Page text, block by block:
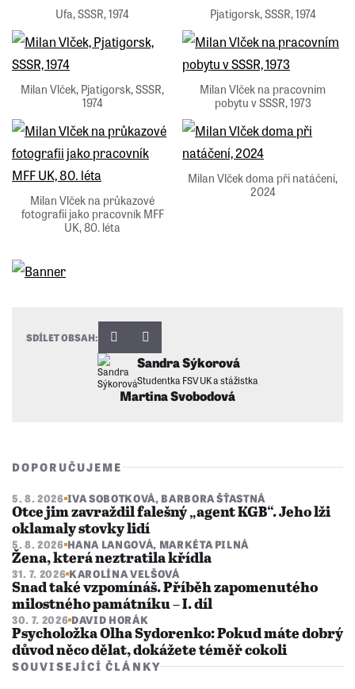
Ufa, SSSR, 1974 Pjatigorsk, SSSR, 1974
Milan Vlček, Pjatigorsk, SSSR,
1974
Milan Vlček na pracovním
pobytu v SSSR, 1973
Milan Vlček na průkazové
fotografii jako pracovník MFF
UK, 80. léta
Milan Vlček doma při natáčení,
2024
Martina Svobodová
Sandra Sýkorová
Studentka FSV UK a stážistka
SDÍLET OBSAH:
DOPORUČUJEME
5. 8. 2026 IVA SOBOTKOVÁ, BARBORA ŠŤASTNÁ
Otce jim zavraždil falešný „agent KGB“. Jeho lži
oklamaly stovky lidí
5. 8. 2026 HANA LANGOVÁ, MARKÉTA PILNÁ
Žena, která neztratila křídla
31. 7. 2026 KAROLÍNA VELŠOVÁ
Snad také vzpomínáš. Příběh zapomenutého
milostného památníku – I. díl
30. 7. 2026 DAVID HORÁK
Psycholožka Olha Sydorenko: Pokud máte dobrý
důvod něco dělat, dokážete téměř cokoli
SOUVISEJÍCÍ ČLÁNKY